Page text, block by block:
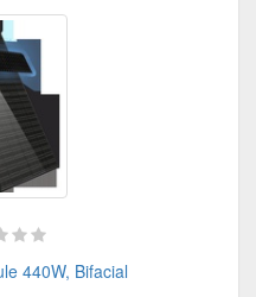
440W, Bifacial